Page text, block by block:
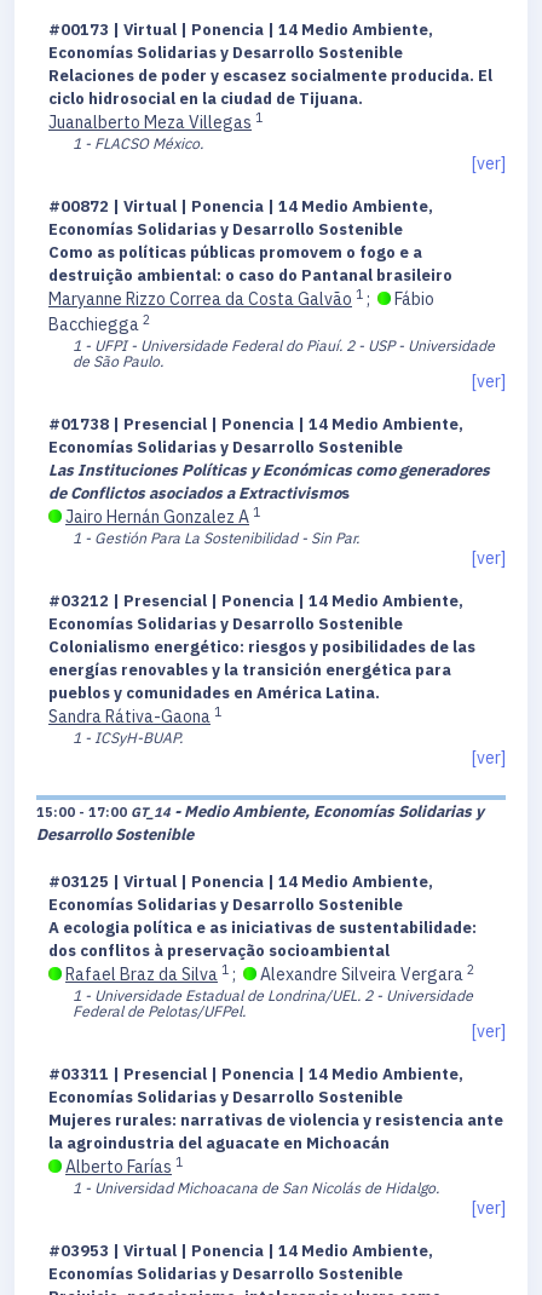
#00173 | Virtual | Ponencia | 14 Medio Ambiente,
Economías Solidarias y Desarrollo Sostenible
Relaciones de poder y escasez socialmente producida. El
ciclo hidrosocial en la ciudad de Tijuana.
Juanalberto Meza Villegas 1
1 - FLACSO México.
[ver]
#00872 | Virtual | Ponencia | 14 Medio Ambiente,
Economías Solidarias y Desarrollo Sostenible
Como as políticas públicas promovem o fogo e a
destruição ambiental: o caso do Pantanal brasileiro
Maryanne Rizzo Correa da Costa Galvão 1 ;
Fábio
Bacchiegga 2
1 - UFPI - Universidade Federal do Piauí. 2 - USP - Universidade
de São Paulo.
[ver]
#01738 | Presencial | Ponencia | 14 Medio Ambiente,
Economías Solidarias y Desarrollo Sostenible
Las Instituciones Políticas y Económicas como generadores
de Conflictos asociados a Extractivismos
Jairo Hernán Gonzalez A 1
1 - Gestión Para La Sostenibilidad - Sin Par.
[ver]
#03212 | Presencial | Ponencia | 14 Medio Ambiente,
Economías Solidarias y Desarrollo Sostenible
Colonialismo energético: riesgos y posibilidades de las
energías renovables y la transición energética para
pueblos y comunidades en América Latina.
Sandra Rátiva-Gaona 1
1 - ICSyH-BUAP.
[ver]
15:00 - 17:00 GT_14 - Medio Ambiente, Economías Solidarias y
Desarrollo Sostenible
#03125 | Virtual | Ponencia | 14 Medio Ambiente,
Economías Solidarias y Desarrollo Sostenible
A ecologia política e as iniciativas de sustentabilidade:
dos conflitos à preservação socioambiental
Rafael Braz da Silva 1 ; Alexandre Silveira Vergara 2
1 - Universidade Estadual de Londrina/UEL. 2 - Universidade
Federal de Pelotas/UFPel.
[ver]
#03311 | Presencial | Ponencia | 14 Medio Ambiente,
Economías Solidarias y Desarrollo Sostenible
Mujeres rurales: narrativas de violencia y resistencia ante
la agroindustria del aguacate en Michoacán
Alberto Farías 1
1 - Universidad Michoacana de San Nicolás de Hidalgo.
[ver]
#03953 | Virtual | Ponencia | 14 Medio Ambiente,
Economías Solidarias y Desarrollo Sostenible